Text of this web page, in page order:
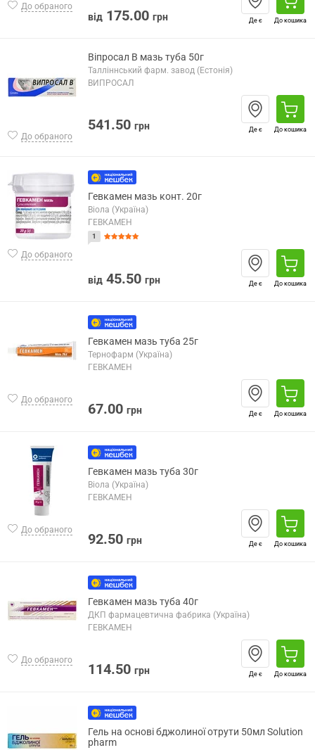
До обраного
від 175.00 грн Де є До кошика
До обраного
Віпросал В мазь туба 50г
Талліннський фарм. завод (Естонія)
ВИПРОСАЛ
541.50 грн Де є До кошика
До обраного
Гевкамен мазь конт. 20г
Віола (Україна)
ГЕВКАМЕН
1
від 45.50 грн Де є До кошика
До обраного
Гевкамен мазь туба 25г
Тернофарм (Україна)
ГЕВКАМЕН
67.00 грн Де є До кошика
До обраного
Гевкамен мазь туба 30г
Віола (Україна)
ГЕВКАМЕН
92.50 грн Де є До кошика
До обраного
Гевкамен мазь туба 40г
ДКП фармацевтична фабрика (Україна)
ГЕВКАМЕН
114.50 грн Де є До кошика
Гель на основі бджолиної отрути 50мл Solution
pharm